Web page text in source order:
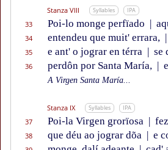
Stanza VIII Syllables IPA
33 Poi-lo monge perfïado |
34 entendeu que muit' errara, |
35 e ant' o jograr en térra | se
36 perdôn por Santa María, |
A Virgen Santa María...
Stanza IX Syllables IPA
37 Poi-la Virgen grorïosa |
38 que déu ao jograr dõa | e